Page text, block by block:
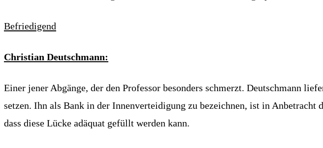
Befriedigend
Christian Deutschmann:
Einer jener Abgänge, der den Professor besonders schmerzt. Deutschmann
setzen. Ihn als Bank in der Innenverteidigung zu bezeichnen, ist in
dass diese Lücke adäquat gefüllt werden kann.